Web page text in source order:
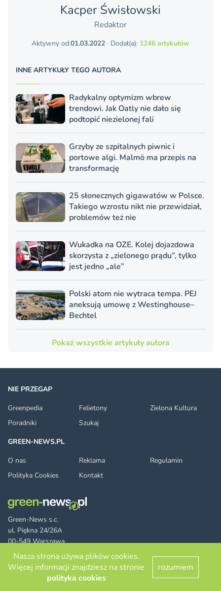
Kacper Świsło­wski
Redaktor
Aktywny od:01.03.2022 · Dodał(a): 1246 artykułów
INNE ARTYKUŁY TEGO AUTORA
Radykalny optymizm wbrew
trendowi. Jak Oatly nie dało się
podtopić niezielonej fali
Grzyby ze szpitalnych piwnic i
portowe algi. Malmö ma przepis na
transformację
25 słonecznych gigawatów w Polsce.
Takiego wzrostu nikt nie przewidział,
problemów też nie
Wukadka na OZE. Kolej dojazdowa
skorzysta z „zielonego prądu”, tylko
jest jedno „ale”
Polski atom nie wytraca tempa. PEJ
aneksują umowę z Westinghouse–
Bechtel
Pokaż wszystkie artykuły autora
Green-News s.c.
ul. Piękna 24/26A
00-549 Warszawa
FacebookTwitter LinkedIn
RSS
© 2026 green-news.pl. All rights reserved.
NIE PRZEGAP
Greenpedia
Felietony
Zielona Kultura
Poradniki
Szukaj
GREEN-NEWS.PL
O nas
Reklama
Regulamin
Polityka Cookies
Kontakt
Nasza strona używa plików cookies.
Więcej informacji znajdziesz na stronie
polityka cookies
rozumiem